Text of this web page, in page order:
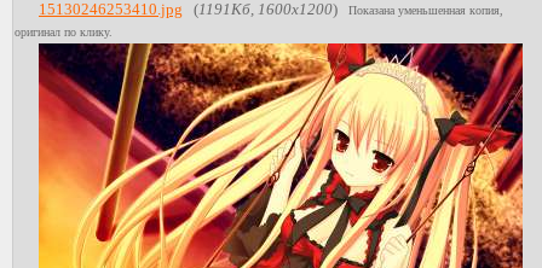
15130246253410.jpg (1191Кб, 1600x1200)
Показана уменьшенная копия,
оригинал по клику.